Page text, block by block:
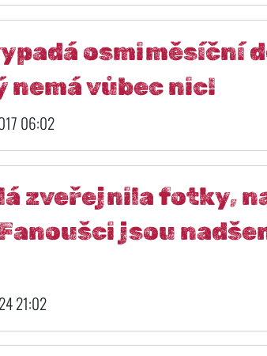
osmiměsíční
nemá vůbec nic!
06:02
zveřejnila fotky,
jsou
21:02